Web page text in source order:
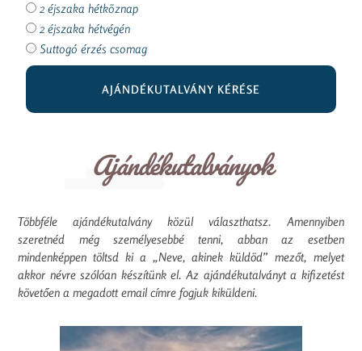
2 éjszaka hétköznap
2 éjszaka hétvégén
Suttogó érzés csomag
AJÁNDÉKUTALVÁNY KÉRÉSE
Ajándékutalványok
Többféle ajándékutalvány közül választhatsz. Amennyiben
szeretnéd még személyesebbé tenni, abban az esetben
mindenképpen töltsd ki a „Neve, akinek küldöd” mezőt, melyet
akkor névre szólóan készítünk el. Az ajándékutalványt a kifizetést
követően a megadott email címre fogjuk kiküldeni.